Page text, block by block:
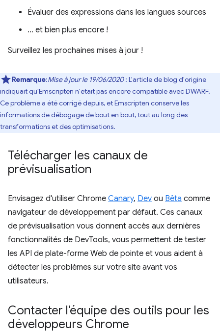
Évaluer des expressions dans les langues sources
… et bien plus encore !
Surveillez les prochaines mises à jour !
Remarque:Mise à jour le 19/06/2020: L'article de blog d'origine
indiquait qu'Emscripten n'était pas encore compatible avec DWARF.
Ce problème a été corrigé depuis, et Emscripten conserve les
informations de débogage de bout en bout, tout au long des
transformations et des optimisations.
Télécharger les canaux de
prévisualisation
Envisagez d'utiliser Chrome Canary, Dev ou Bêta comme
navigateur de développement par défaut. Ces canaux
de prévisualisation vous donnent accès aux dernières
fonctionnalités de DevTools, vous permettent de tester
les API de plate-forme Web de pointe et vous aident à
détecter les problèmes sur votre site avant vos
utilisateurs.
Contacter l'équipe des outils pour les
développeurs Chrome